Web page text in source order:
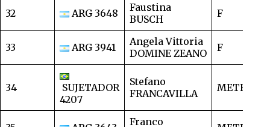
32 ARG 3648
Faustina
BUSCH
F
33 ARG 3941
Angela Vittoria
DOMINE ZEANO
F
34
SUJETADOR
4207
Stefano
FRANCAVILLA
METRO
Franco